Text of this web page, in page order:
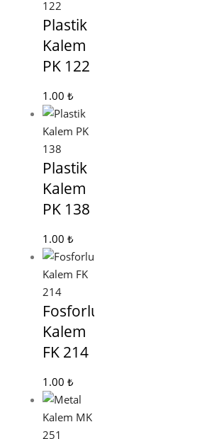
Plastik
Kalem
PK 122
1.00 ₺
Plastik
Kalem
PK 138
1.00 ₺
Fosforlu
Kalem
FK 214
1.00 ₺